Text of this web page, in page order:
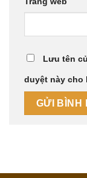
Lưu tên
duyệt này cho